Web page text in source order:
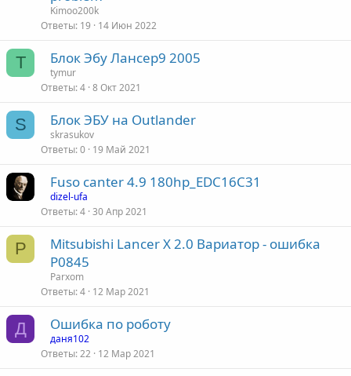
Kimoo200k
Ответы 19 14 Июн 2022
T Блок Эбу Лансер9 2005
tymur
Ответы 4 8 Окт 2021
S Блок ЭБУ на Outlander
skrasukov
Ответы 0 19 Май 2021
Fuso canter 4.9 180hp_EDC16C31
dizel-ufa
Ответы 4 30 Апр 2021
P
Mitsubishi Lancer X 2.0 Вариатор - ошибка
P0845
Parxom
Ответы 4 12 Мар 2021
Д Ошибка по роботу
даня102
Ответы 22 12 Мар 2021